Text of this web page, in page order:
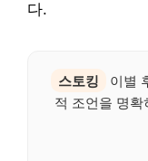
다.
스토킹
이별
적 조언을 명